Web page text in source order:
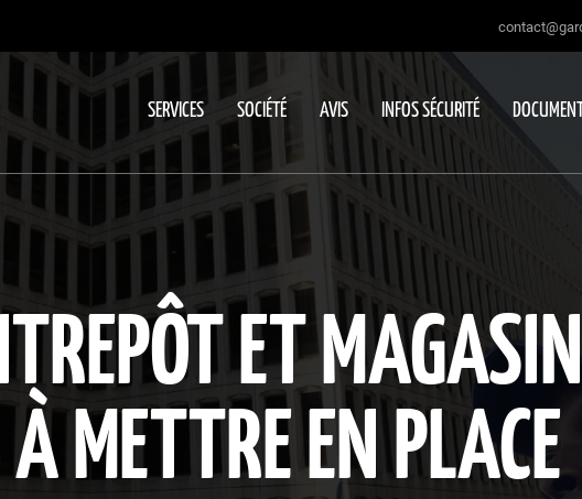
SERVICES SOCIÉTÉ AVIS INFOS SÉCURITÉ
ET
METTRE EN PLACE